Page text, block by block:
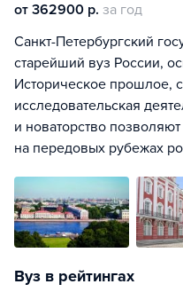
от 362900 р. за год
Санкт-Петербургский
старейший вуз России,
Историческое прошлое,
исследовательская
и новаторство
на передовых рубежах
Вуз в рейтингах